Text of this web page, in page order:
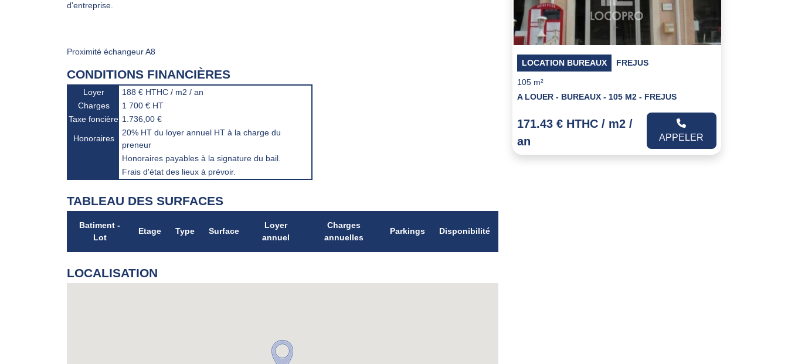
d'entreprise.
Proximité échangeur A8
CONDITIONS FINANCIÈRES
Loyer
188 € HTHC / m2 / an
Charges
1 700 € HT
Taxe foncière 1.736,00 €
Honoraires
20% HT du loyer annuel HT à la charge du
preneur
Honoraires payables à la signature du bail.
Frais d'état des lieux à prévoir.
TABLEAU DES SURFACES
Batiment -
Lot
Etage Type Surface
Loyer
annuel
Charges
annuelles
Parkings Disponibilité
LOCALISATION
LOCATION BUREAUX FREJUS
105 m²
A LOUER - BUREAUX - 105 M2 - FREJUS
171.43 € HTHC / m2 /
an
APPELER